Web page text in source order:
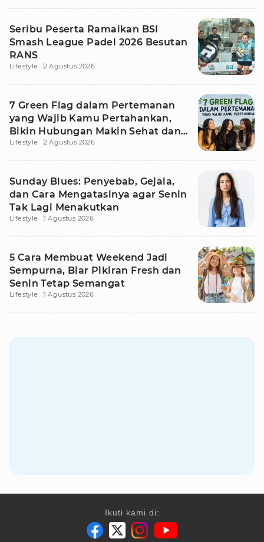
Seribu Peserta Ramaikan BSI
Smash League Padel 2026 Besutan
RANS
Lifestyle 2 Agustus 2026
7 Green Flag dalam Pertemanan
yang Wajib Kamu Pertahankan,
Bikin Hubungan Makin Sehat dan
Awet
Lifestyle 2 Agustus 2026
Sunday Blues: Penyebab, Gejala,
dan Cara Mengatasinya agar Senin
Tak Lagi Menakutkan
Lifestyle 1 Agustus 2026
5 Cara Membuat Weekend Jadi
Sempurna, Biar Pikiran Fresh dan
Senin Tetap Semangat
Lifestyle 1 Agustus 2026
Ikuti kami di: